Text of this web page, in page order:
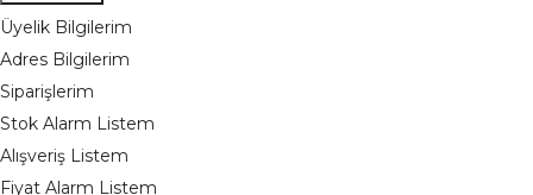
Üyelik Bilgilerim
Adres Bilgilerim
Siparişlerim
Stok Alarm Listem
Alışveriş Listem
Fiyat Alarm Listem